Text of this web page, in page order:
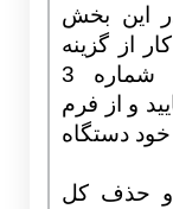
این بخش
از گزینه
اضافه به لیست طبق بخش شماره 3
و از فرم
دستگاه
و حذف کل